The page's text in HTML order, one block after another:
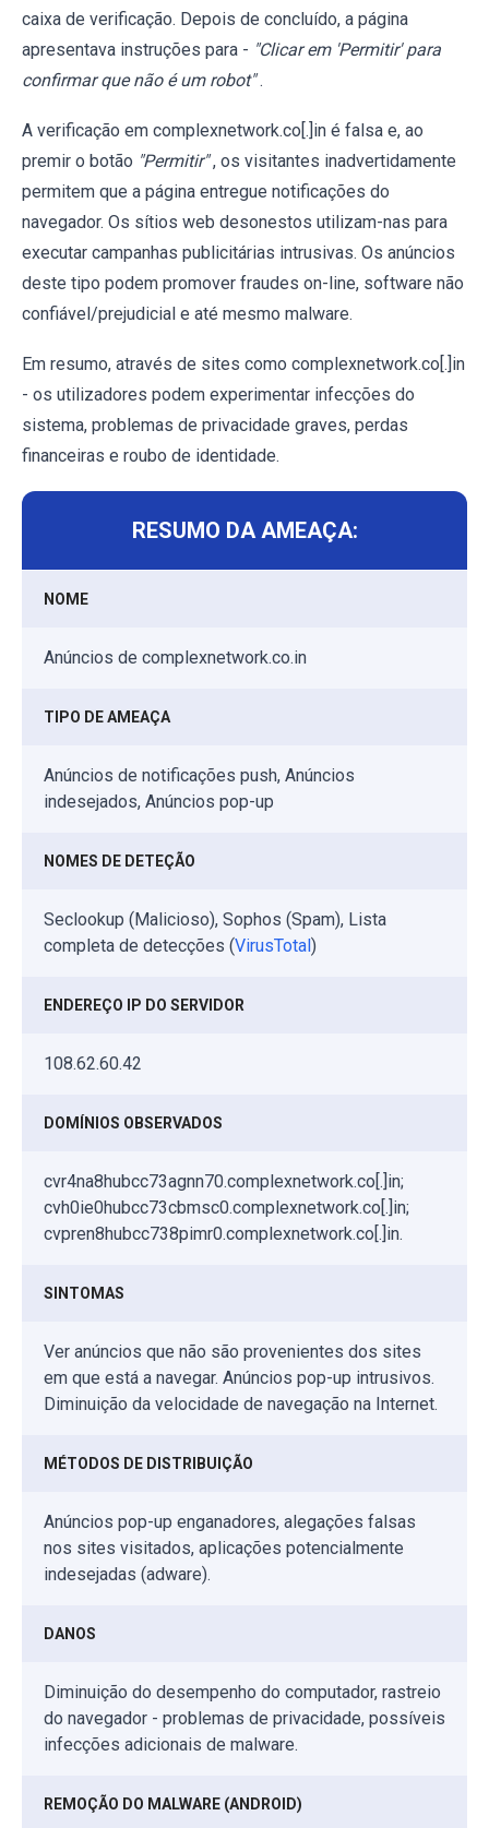
caixa de verificação. Depois de concluído, a página
apresentava instruções para - "Clicar em 'Permitir' para
confirmar que não é um robot" .
A verificação em complexnetwork.co[.]in é falsa e, ao
premir o botão "Permitir" , os visitantes inadvertidamente
permitem que a página entregue notificações do
navegador. Os sítios web desonestos utilizam-nas para
executar campanhas publicitárias intrusivas. Os anúncios
deste tipo podem promover fraudes on-line, software não
confiável/prejudicial e até mesmo malware.
Em resumo, através de sites como complexnetwork.co[.]in
- os utilizadores podem experimentar infecções do
sistema, problemas de privacidade graves, perdas
financeiras e roubo de identidade.
RESUMO DA AMEAÇA:
NOME
Anúncios de complexnetwork.co.in
TIPO DE AMEAÇA
Anúncios de notificações push, Anúncios
indesejados, Anúncios pop-up
NOMES DE DETEÇÃO
Seclookup (Malicioso), Sophos (Spam), Lista
completa de detecções (VirusTotal)
ENDEREÇO IP DO SERVIDOR
108.62.60.42
DOMÍNIOS OBSERVADOS
cvr4na8hubcc73agnn70.complexnetwork.co[.]in;
cvh0ie0hubcc73cbmsc0.complexnetwork.co[.]in;
cvpren8hubcc738pimr0.complexnetwork.co[.]in.
SINTOMAS
Ver anúncios que não são provenientes dos sites
em que está a navegar. Anúncios pop-up intrusivos.
Diminuição da velocidade de navegação na Internet.
MÉTODOS DE DISTRIBUIÇÃO
Anúncios pop-up enganadores, alegações falsas
nos sites visitados, aplicações potencialmente
indesejadas (adware).
DANOS
Diminuição do desempenho do computador, rastreio
do navegador - problemas de privacidade, possíveis
infecções adicionais de malware.
REMOÇÃO DO MALWARE (ANDROID)